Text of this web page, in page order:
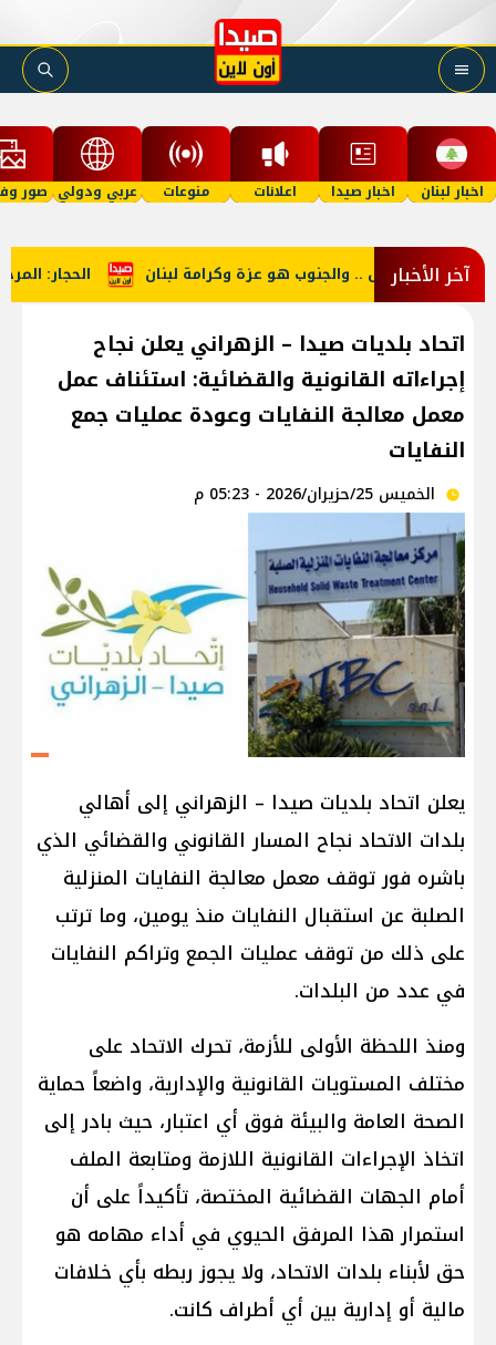
اخبار لبنان اخبار صيدا اعلانات منوعات عربي ودولي صور
آخر الأخبار الحجار: بالأرض .. والجنوب هو عزة وكرامة لبنان
اتحاد بلديات صيدا – الزهراني يعلن نجاح
إجراءاته القانونية والقضائية: استئناف عمل
معمل معالجة النفايات وعودة عمليات جمع
النفايات
الخميس 25/حزيران/2026 - 05:23 م
يعلن اتحاد بلديات صيدا – الزهراني إلى أهالي
بلدات الاتحاد نجاح المسار القانوني والقضائي الذي
باشره فور توقف معمل معالجة النفايات المنزلية
الصلبة عن استقبال النفايات منذ يومين، وما ترتب
على ذلك من توقف عمليات الجمع وتراكم النفايات
في عدد من البلدات.
ومنذ اللحظة الأولى للأزمة، تحرك الاتحاد على
مختلف المستويات القانونية والإدارية، واضعاً حماية
الصحة العامة والبيئة فوق أي اعتبار، حيث بادر إلى
اتخاذ الإجراءات القانونية اللازمة ومتابعة الملف
أمام الجهات القضائية المختصة، تأكيداً على أن
استمرار هذا المرفق الحيوي في أداء مهامه هو
حق لأبناء بلدات الاتحاد، ولا يجوز ربطه بأي خلافات
مالية أو إدارية بين أي أطراف كانت.